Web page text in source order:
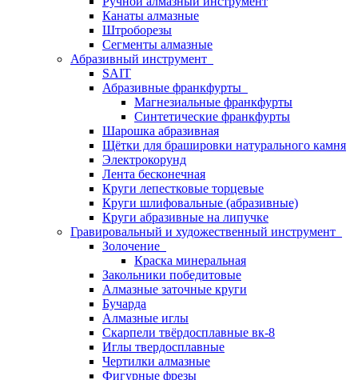
Канаты алмазные
Штроборезы
Сегменты алмазные
Абразивный инструмент
SAIT
Абразивные франкфурты
Магнезиальные франкфурты
Синтетические франкфурты
Шарошка абразивная
Щётки для брашировки натурального камня
Электрокорунд
Лента бесконечная
Круги лепестковые торцевые
Круги шлифовальные (абразивные)
Круги абразивные на липучке
Гравировальный и художественный инструмент
Золочение
Краска минеральная
Закольники победитовые
Алмазные заточные круги
Бучарда
Алмазные иглы
Скарпели твёрдосплавные вк-8
Иглы твердосплавные
Чертилки алмазные
Фигурные фрезы